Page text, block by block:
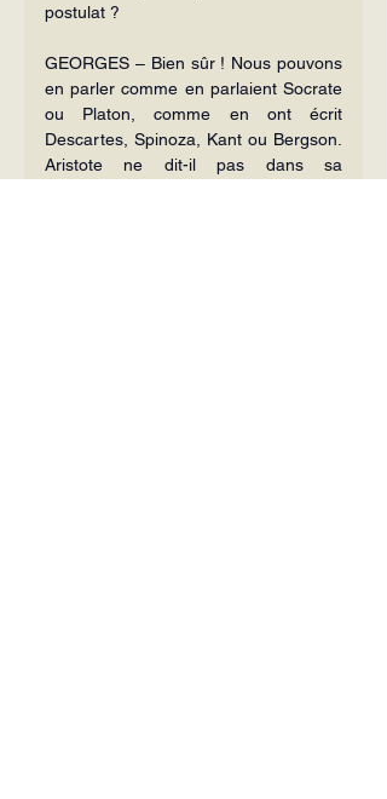
postulat ?
GEORGES – Bien sûr ! Nous pouvons
en parler comme en parlaient Socrate
ou Platon, comme en ont écrit
Descartes, Spinoza, Kant ou Bergson.